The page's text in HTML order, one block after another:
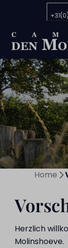
Home
Herzlich
Molinshoeve.